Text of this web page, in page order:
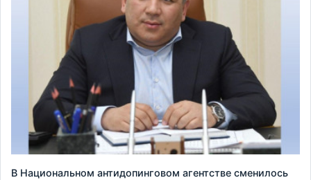
В Национальном антидопинговом агентстве сменилось